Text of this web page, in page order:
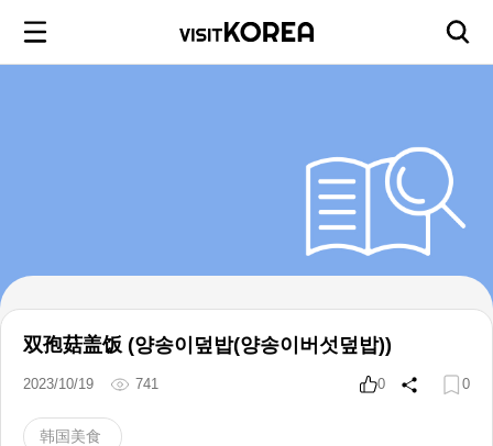
双孢菇盖饭 (양송이덮밥(양송이버섯덮밥))
2023/10/19 741 0 0
韩国美食